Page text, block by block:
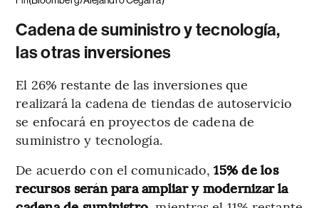
Cadena de suministro y tecnología,
las otras inversiones
El 26% restante de las inversiones que
realizará la cadena de tiendas de autoservicio
se enfocará en proyectos de cadena de
suministro y tecnología.
De acuerdo con el comunicado,15% de los
recursos serán para ampliar y modernizar la